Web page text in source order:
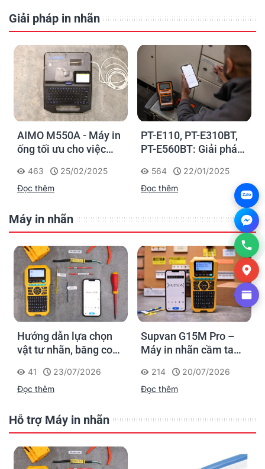
Giải pháp in nhãn
AIMO M550A - Máy in
ống tối ưu cho việc
nhận diện cáp điện,
cáp mạng
463
25/02/2025
Đọc thêm
PT-E110, PT-E310BT,
PT-E560BT: Giải pháp
nghiệp của Brother
564
22/01/2025
Đọc thêm
Máy in nhãn
Hướng dẫn lựa chọn
vật tư nhãn, băng co
Supvan G15M Pro
41
23/07/2026
Đọc thêm
Supvan G15M Pro –
Máy in nhãn cầm tay
dấu một lần, tra cứu
trọn đời công trình
214
20/07/2026
Đọc thêm
Hỗ trợ Máy in nhãn
Zalo